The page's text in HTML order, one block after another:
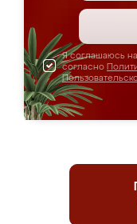
Я соглашаюсь
согласно